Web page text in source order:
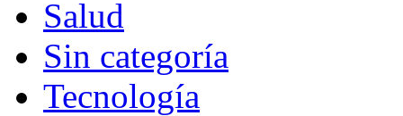
Salud
Sin categoría
Tecnología